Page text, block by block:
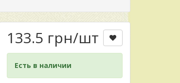
133.5 грн/шт
Есть в наличии